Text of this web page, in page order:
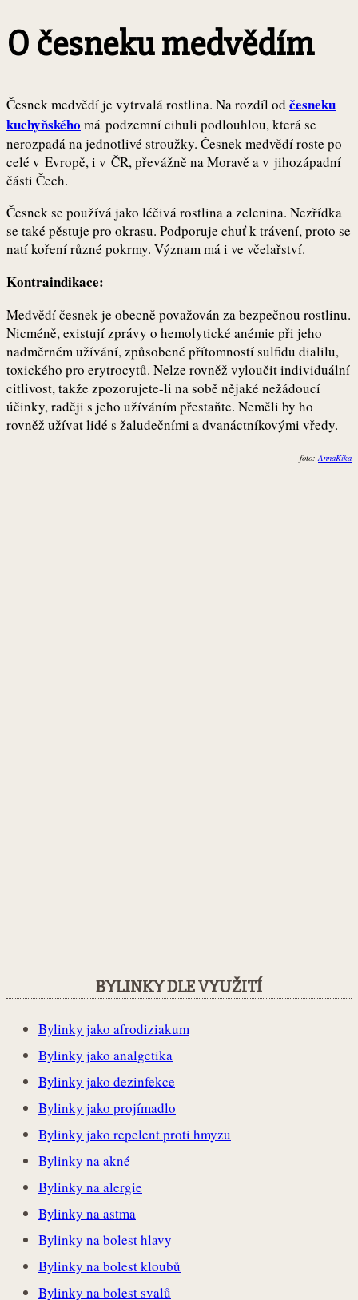
O česneku medvědím
Česnek medvědí je vytrvalá rostlina. Na rozdíl od česneku
kuchyňského má podzemní cibuli podlouhlou, která se
nerozpadá na jednotlivé stroužky. Česnek medvědí roste po
celé v Evropě, i v ČR, převážně na Moravě a v jihozápadní
části Čech.
Česnek se používá jako léčivá rostlina a zelenina. Nezřídka
se také pěstuje pro okrasu. Podporuje chuť k trávení, proto se
natí koření různé pokrmy. Význam má i ve včelařství.
Kontraindikace:
Medvědí česnek je obecně považován za bezpečnou rostlinu.
Nicméně, existují zprávy o hemolytické anémie při jeho
nadměrném užívání, způsobené přítomností sulfidu dialilu,
toxického pro erytrocytů. Nelze rovněž vyloučit individuální
citlivost, takže zpozorujete-li na sobě nějaké nežádoucí
účinky, raději s jeho užíváním přestaňte. Neměli by ho
rovněž užívat lidé s žaludečními a dvanáctníkovými vředy.
foto: AnnaKika
BYLINKY DLE VYUŽITÍ
Bylinky jako afrodiziakum
Bylinky jako analgetika
Bylinky jako dezinfekce
Bylinky jako projímadlo
Bylinky jako repelent proti hmyzu
Bylinky na akné
Bylinky na alergie
Bylinky na astma
Bylinky na bolest hlavy
Bylinky na bolest kloubů
Bylinky na bolest svalů